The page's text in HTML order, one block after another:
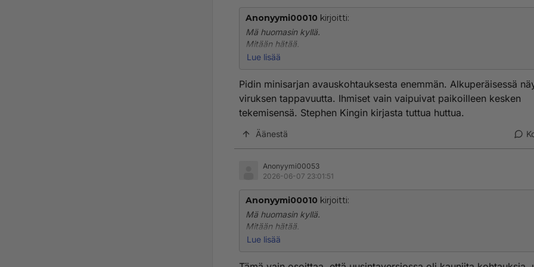
Anonyymi00010 kirjoitti:
Mä huomasin kyllä.
Mitään hätää.
Lue lisää
Pidin minisarjan avauskohtauksesta enemmän. Alkuperäisessä
viruksen tappavuutta. Ihmiset vain vaipuivat paikoilleen kesken
tekemisensä. Stephen Kingin kirjasta tuttua huttua.
Äänestä
Anonyymi00053
2026-06-07 23:01:51
Anonyymi00010 kirjoitti:
Mä huomasin kyllä.
Mitään hätää.
Lue lisää